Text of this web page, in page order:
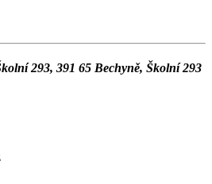
293, 391 65 Bechyně, Školní 293